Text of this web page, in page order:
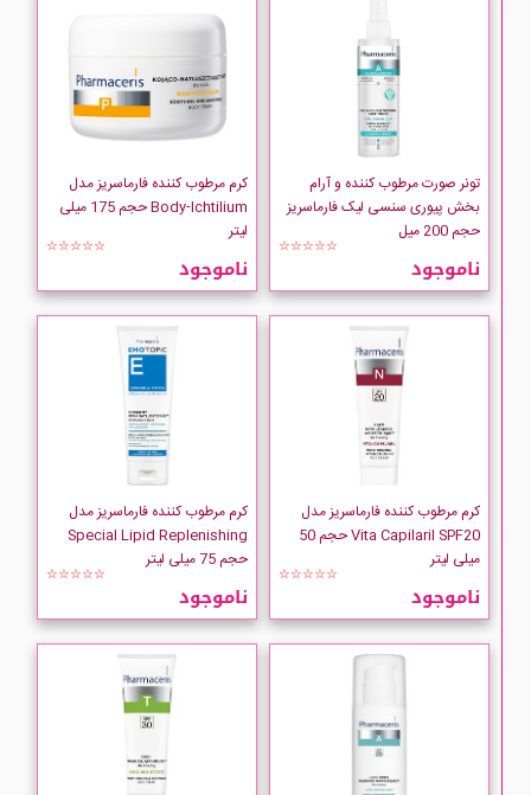
DERMO MEDIC
Ditron
Dove
DR.GRANDEL
EJE
Elizabeth-Arden
Ellaro
ESTHEDRM
Eucerin
EVELINE
EVOLUderm
FENMAN
FOREVER
تونر صورت مرطوب کننده و آرام
بخش پیوری سنسی لیک فارماسریز
حجم 200 میل
☆☆☆☆☆
ناموجود
کرم مرطوب کننده فارماسریز مدل
Body-Ichtilium حجم 175 میلی
لیتر
☆☆☆☆☆
ناموجود
کرم مرطوب کننده فارماسریز مدل
Vita Capilaril SPF20 حجم 50
میلی لیتر
☆☆☆☆☆
ناموجود
کرم مرطوب کننده فارماسریز مدل
Special Lipid Replenishing
حجم 75 میلی لیتر
☆☆☆☆☆
ناموجود